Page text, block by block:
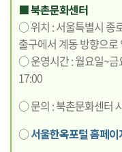
■ 북촌문화센터
○ 위치 : 서울특별시 종
출구에서 계동 방향으
○ 운영시간 : 월요일~금
17:00
○ 문의 : 북촌문화센터
○서울한옥포털 홈페이